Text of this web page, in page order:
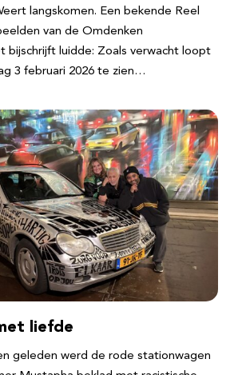
langskomen. Een bekende Reel
van de Omdenken
bijschrijft luidde: Zoals verwacht loopt
3 februari 2026 te zien…
liefde
geleden werd de rode stationwagen